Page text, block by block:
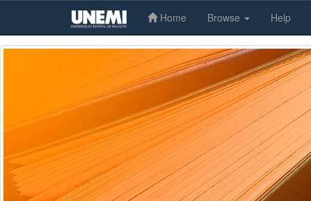
Skip
Home Browse Help